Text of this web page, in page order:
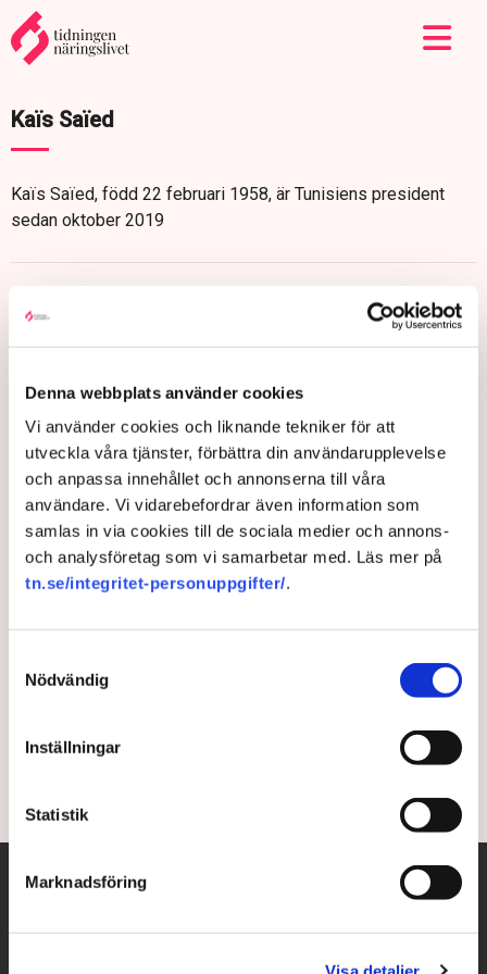
Denna webbplats använder cookies
Vi använder cookies och liknande tekniker för att
utveckla våra tjänster, förbättra din användarupplevelse
och anpassa innehållet och annonserna till våra
användare. Vi vidarebefordrar även information som
samlas in via cookies till de sociala medier och annons-
och analysföretag som vi samarbetar med. Läs mer på
tn.se/integritet-personuppgifter/.
Nödvändig
Inställningar
Statistik
Marknadsföring
Kaïs Saïed
Kaïs Saïed, född 22 februari 1958, är Tunisiens president
sedan oktober 2019
Sammandrabbningar vid
parlamentet i Tunis
utanför parlamentet i Tunisiens huvudstad Tunis.